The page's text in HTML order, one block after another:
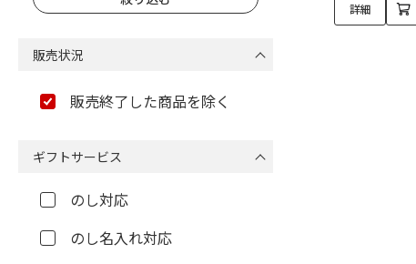
詳細
販売状況
販売終了した商品を除く
ギフトサービス
のし対応
のし名入れ対応